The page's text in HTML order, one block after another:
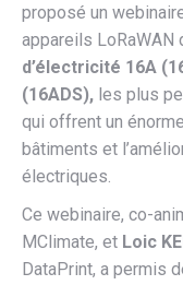
proposé un
appareils LoRaWAN
d’électricité 16A
(16ADS), les plus
qui offrent un
bâtiments et
électriques.
Ce webinaire, co-
MClimate, et Loic
DataPrint, a permis